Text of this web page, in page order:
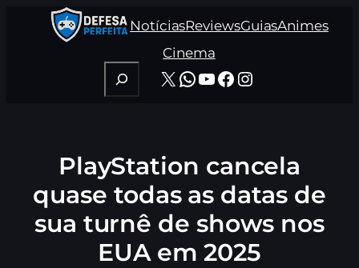
NotíciasReviewsGuiasAnimes
Cinema
Pesquisar
X WhatsApp
Youtube
Facebook
Instagram
PlayStation cancela
quase todas as datas de
sua turnê de shows nos
EUA em 2025